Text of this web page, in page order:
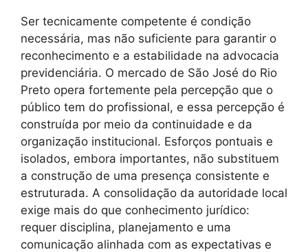
Ser tecnicamente competente é condição
necessária, mas não suficiente para garantir o
reconhecimento e a estabilidade na advocacia
previdenciária. O mercado de São José do Rio
Preto opera fortemente pela percepção que o
público tem do profissional, e essa percepção é
construída por meio da continuidade e da
organização institucional. Esforços pontuais e
isolados, embora importantes, não substituem
a construção de uma presença consistente e
estruturada. A consolidação da autoridade local
exige mais do que conhecimento jurídico:
requer disciplina, planejamento e uma
comunicação alinhada com as expectativas e